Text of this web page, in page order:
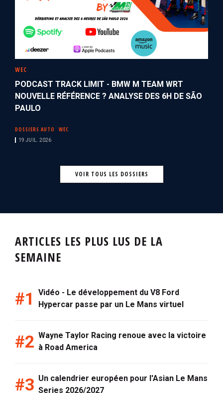
WEC
PODCAST TRACK LIMIT - BMW M TEAM WRT
NOUVELLE RÉFÉRENCE ? ANALYSE DES 6H DE SÃO
PAULO
DOSSIERS AUTO WEC
19 JUIL. 2026
VOIR TOUS LES DOSSIERS
ARTICLES LES PLUS LUS DE LA
SEMAINE
Vidéo - Le développement du V8 Ford
Hypercar passe par un Le Mans virtuel
Wayne Taylor Racing renoue avec la victoire
à Road America
Un calendrier européen pour l'Asian Le Mans
Series 2026/2027